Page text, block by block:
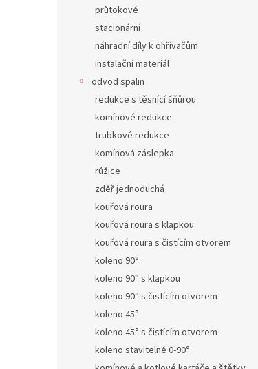
průtokové
stacionární
náhradní díly k ohřívačům
instalační materiál
odvod spalin
redukce s těsnící šňůrou
komínové redukce
trubkové redukce
komínová záslepka
růžice
zděř jednoduchá
kouřová roura
kouřová roura s klapkou
kouřová roura s čistícím otvorem
koleno 90°
koleno 90° s klapkou
koleno 90° s čistícím otvorem
koleno 45°
koleno 45° s čistícím otvorem
koleno stavitelné 0-90°